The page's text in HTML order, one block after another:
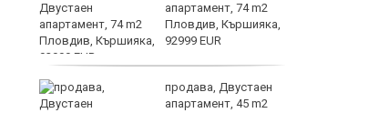
апартамент, 74 m2
Пловдив, Кършияка,
92999 EUR
продава, Двустаен
апартамент, 45 m2